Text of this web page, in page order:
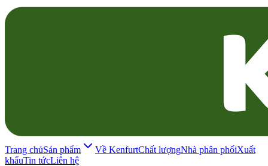
Trang chủSản phẩm Về KenfurtChất lượngNhà phân phốiXuất
khẩuTin tứcLiên hệ